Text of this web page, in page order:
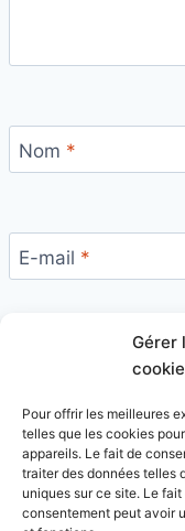
Gérer
Pour offrir les meilleures
telles que les cookies
appareils. Le fait de
traiter des données telles
uniques sur ce site. Le
consentement peut avoir
Nom *
E-mail *
Ce site utilise